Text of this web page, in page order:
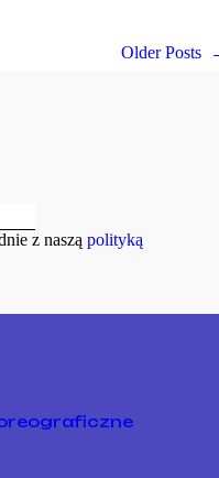
Older Posts
z naszą polityką